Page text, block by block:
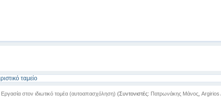
ταμείο
Εργασία στον ιδιωτικό τομέα (αυτοαπασχόληση) (Συντονιστές: Πατρωνάκης Μάνος, Argirios